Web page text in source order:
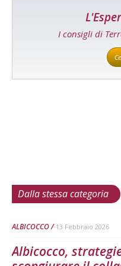
I consigli di
Dalla stessa categoria
ALBICOCCO 13 Febbraio 2026
Albicocco,